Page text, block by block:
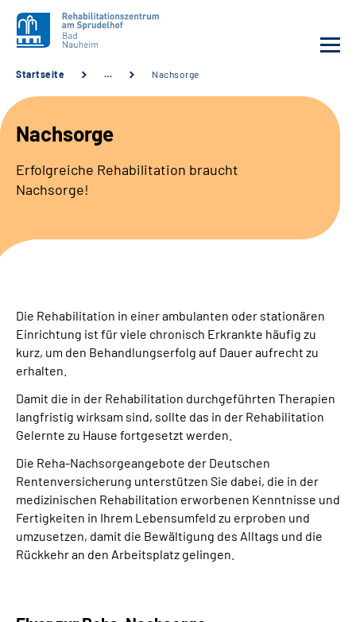
Unsere Klinik
Unsere Angebote
Service
Suche
Leichte Sprache
Gebärdensprache
Login
Startseite … Nachsorge
Nachsorge
Erfolgreiche Rehabilitation braucht
Nachsorge!
Die Rehabilitation in einer ambulanten oder stationären
Einrichtung ist für viele chronisch Erkrankte häufig zu
kurz, um den Behandlungserfolg auf Dauer aufrecht zu
erhalten.
Damit die in der Rehabilitation durchgeführten Therapien
langfristig wirksam sind, sollte das in der Rehabilitation
Gelernte zu Hause fortgesetzt werden.
Die Reha-Nachsorgeangebote der Deutschen
Rentenversicherung unterstützen Sie dabei, die in der
medizinischen Rehabilitation erworbenen Kenntnisse und
Fertigkeiten in Ihrem Lebensumfeld zu erproben und
umzusetzen, damit die Bewältigung des Alltags und die
Rückkehr an den Arbeitsplatz gelingen.